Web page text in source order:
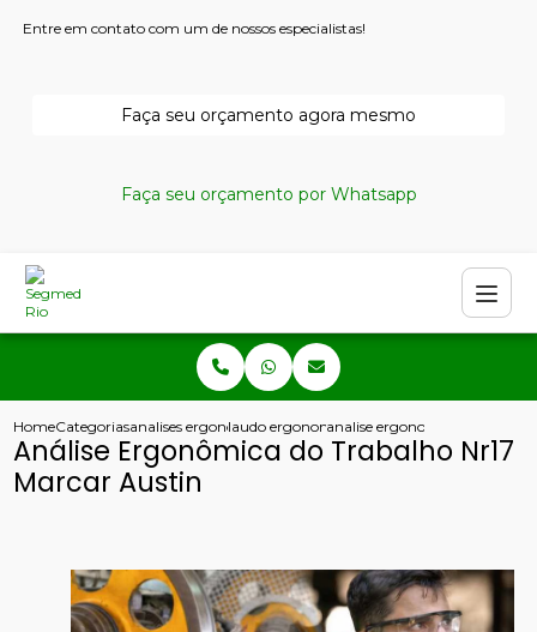
Entre em contato com um de nossos especialistas!
Faça seu orçamento agora mesmo
Faça seu orçamento por Whatsapp
HomeCategoriasanalises ergonomicaslaudo ergonomico nr17analise ergonomica do
Análise Ergonômica do Trabalho Nr17
Marcar Austin